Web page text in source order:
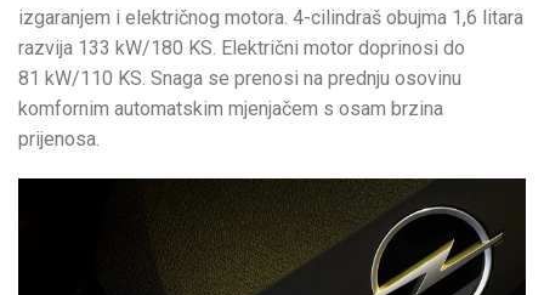
izgaranjem i električnog motora. 4-cilindraš obujma 1,6 litara
razvija 133 kW/180 KS. Električni motor doprinosi do
81 kW/110 KS. Snaga se prenosi na prednju osovinu
komfornim automatskim mjenjačem s osam brzina
prijenosa.